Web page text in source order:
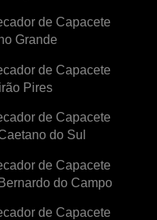
de Capacete
Grande
de Capacete
Pires
de Capacete
do Sul
de Capacete
do Campo
de Capacete